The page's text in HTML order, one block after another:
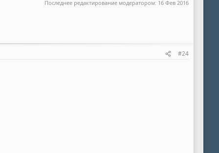
Последнее редактирование модератором: 16 Фев 2016
#24